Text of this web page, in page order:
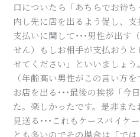
口についたら「あちらでお待
内し先に店を出るよう促し、支
支払いに関して･･･男性が出す
せん）もしお相手が支払おう
せてください」といいましょう。
（年齢高い男性がこの言い方を
お店を出る･･･最後の挨拶「今
た。楽しかったです。是非また
見送る･･･これもケースバイケ